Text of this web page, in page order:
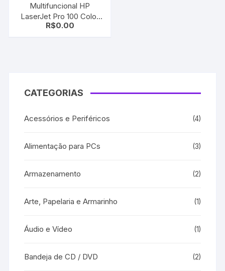
Multifuncional HP
LaserJet Pro 100 Color
M175NW MFP Rede,
R$0.00
CATEGORIAS
Acessórios e Periféricos (4)
Alimentação para PCs (3)
Armazenamento (2)
Arte, Papelaria e Armarinho (1)
Áudio e Vídeo (1)
Bandeja de CD / DVD (2)